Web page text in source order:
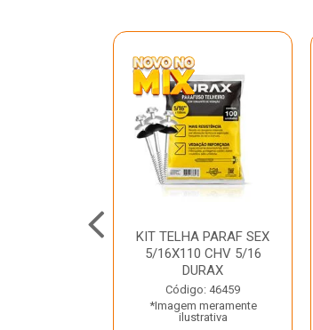
KIT TELHA PARAF SEX
5/16X110 CHV 5/16
DURAX
Código: 46459
*Imagem meramente
ilustrativa